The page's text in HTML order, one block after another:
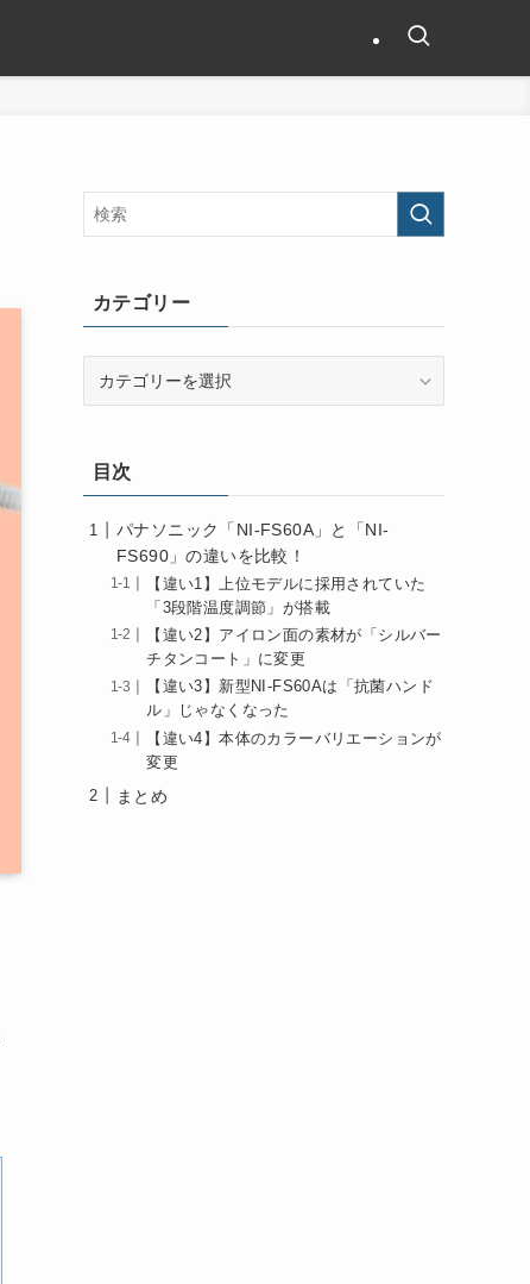
カテゴリー
ー目次
パナソニック「NI-FS60A」と「NI-
FS690」の違いを比較！
【違い1】上位モデルに採用されていた
「3段階温度調節」が搭載
【違い2】アイロン面の素材が「シルバー
チタンコート」に変更
【違い3】新型NI-FS60Aは「抗菌ハンド
ル」じゃなくなった
【違い4】本体のカラーバリエーションが
変更
まとめ